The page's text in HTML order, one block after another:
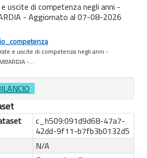
uscite di competenza negli anni -
- Aggiornato al 07-08-2026
e uscite di competenza negli anni -
-...
c_h509:091d9d68-47a7-
42dd-9f11-b7fb3b0132d5
N/A